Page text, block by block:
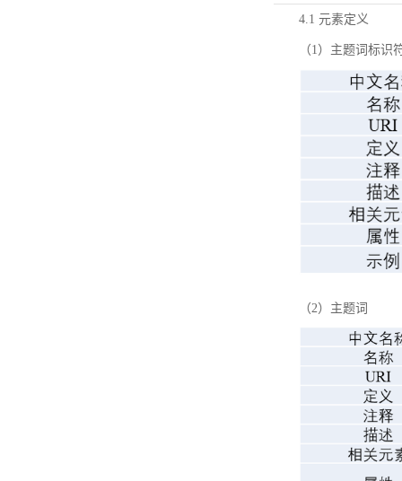
4.1 元素定义
（1）主题词标识
（2）主题词